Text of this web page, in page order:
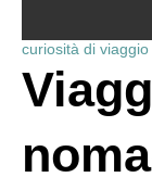
curiosità di viaggio